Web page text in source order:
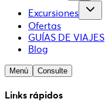
Excursiones
Ofertas
GUÍAS DE VIAJES
Blog
Menú Consulte
Links rápidos